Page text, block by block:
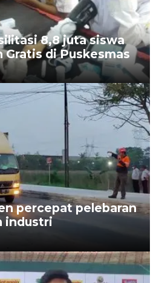
8,8 juta siswa
Gratis di Puskesmas
percepat pelebaran
industri